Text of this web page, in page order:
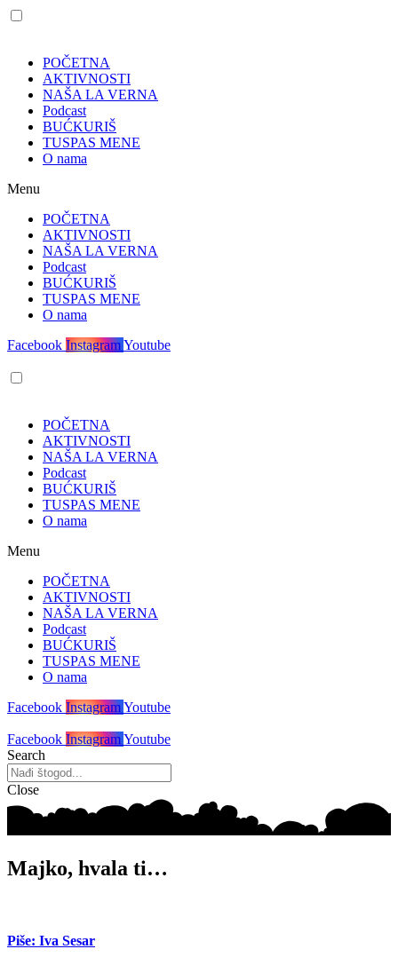
POČETNA
AKTIVNOSTI
NAŠA LA VERNA
Podcast
BUĆKURIŠ
TUSPAS MENE
O nama
Menu
POČETNA
AKTIVNOSTI
NAŠA LA VERNA
Podcast
BUĆKURIŠ
TUSPAS MENE
O nama
Facebook InstagramYoutube
POČETNA
AKTIVNOSTI
NAŠA LA VERNA
Podcast
BUĆKURIŠ
TUSPAS MENE
O nama
Menu
POČETNA
AKTIVNOSTI
NAŠA LA VERNA
Podcast
BUĆKURIŠ
TUSPAS MENE
O nama
Facebook InstagramYoutube
Facebook InstagramYoutube
Search
Close
Majko, hvala ti…
Piše: Iva Sesar